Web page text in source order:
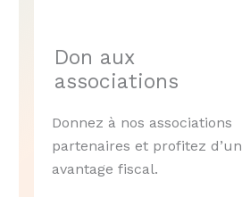
Don aux
associations
Donnez à nos associations
partenaires et profitez d’un
avantage fiscal.